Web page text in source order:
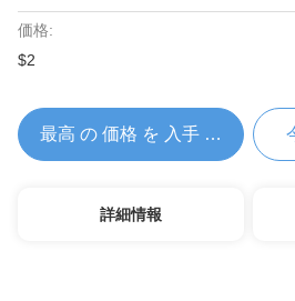
価格:
$2
最高 の 価格 を 入手 する
詳細情報